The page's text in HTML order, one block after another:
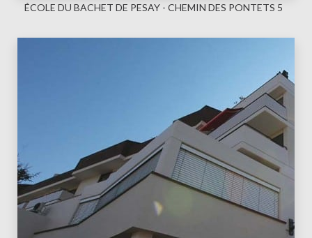
ÉCOLE DU BACHET DE PESAY - CHEMIN DES PONTETS 5